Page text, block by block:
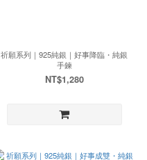
祈願系列｜925純銀｜好事降臨・純銀
手鍊
NT$1,280